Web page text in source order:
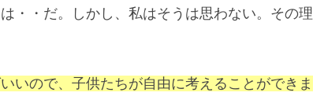
・・だ。しかし、私はそうは思わない。その理
いので、子供たちが自由に考えることができま